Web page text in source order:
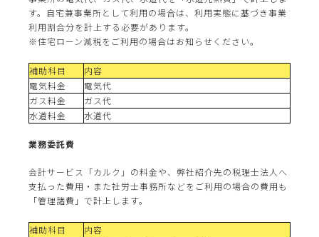
す。自宅兼事業所として利用の場合は、利用実態に基づき事業
利用割合分を計上する必要があります。
※住宅ローン減税をご利用の場合はお知らせください。
補助科目
内容
電気料金
電気代
ガス料金
ガス代
水道料金
水道代
業務委託費
会計サービス「カルク」の料金や、弊社紹介先の税理士法人へ
支払った費用・また社労士事務所などをご利用の場合の費用も
「管理諸費」で計上します。
補助科目
内容